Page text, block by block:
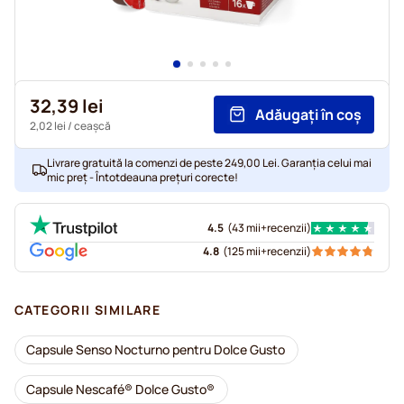
32,39 lei
2,02 lei / ceașcă
Adăugați în coș
Livrare gratuită la comenzi de peste 249,00 Lei. Garanția celui mai
mic preț - Întotdeauna prețuri corecte!
4.5 (43 mii+recenzii)
4.8 (125 mii+recenzii)
CATEGORII SIMILARE
Capsule Senso Nocturno pentru Dolce Gusto
Capsule Nescafé® Dolce Gusto®